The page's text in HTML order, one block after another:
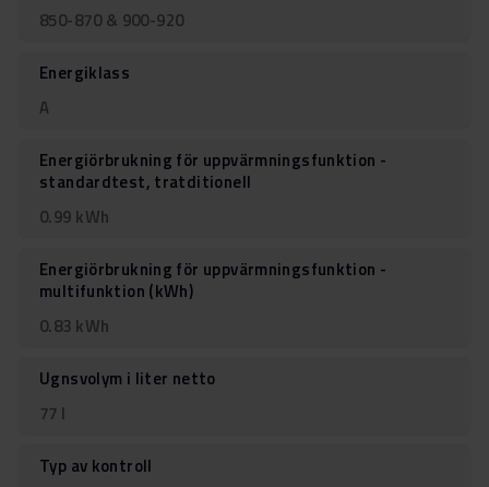
850-870 & 900-920
Energiklass
A
Energiörbrukning för uppvärmningsfunktion -
standardtest, tratditionell
0.99 kWh
Energiörbrukning för uppvärmningsfunktion -
multifunktion (kWh)
0.83 kWh
Ugnsvolym i liter netto
77 l
Typ av kontroll